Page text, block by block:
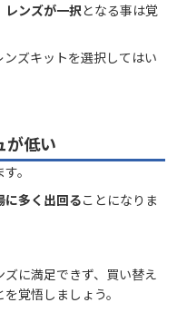
レンズが一択となる事は覚
ズキットを選択してはい
が低い
。
に多く出回ることになりま
に満足できず、買い替え
を覚悟しましょう。